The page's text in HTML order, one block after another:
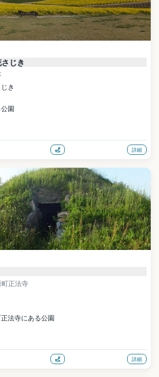
じき
き
園
park.or.jp/hanasajiki/
3.0（Wikimedia Commons）
(CC0)
詳細
正法寺
法寺にある公園
3.0（Wikimedia Commons） 詳細